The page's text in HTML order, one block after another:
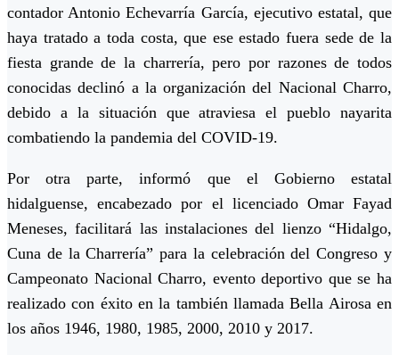
contador Antonio Echevarría García, ejecutivo estatal, que
haya tratado a toda costa, que ese estado fuera sede de la
fiesta grande de la charrería, pero por razones de todos
conocidas declinó a la organización del Nacional Charro,
debido a la situación que atraviesa el pueblo nayarita
combatiendo la pandemia del COVID-19.
Por otra parte, informó que el Gobierno estatal
hidalguense, encabezado por el licenciado Omar Fayad
Meneses, facilitará las instalaciones del lienzo “Hidalgo,
Cuna de la Charrería” para la celebración del Congreso y
Campeonato Nacional Charro, evento deportivo que se ha
realizado con éxito en la también llamada Bella Airosa en
los años 1946, 1980, 1985, 2000, 2010 y 2017.